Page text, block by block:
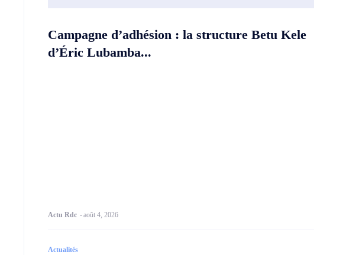
Campagne d’adhésion : la structure Betu Kele
d’Éric Lubamba...
Actu Rdc -août 4, 2026
Actualités